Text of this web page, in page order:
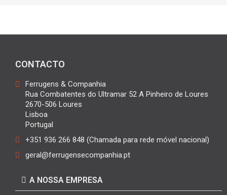
CONTACTO
Ferrugens & Companhia
Rua Combatentes do Ultramar 52 A Pinheiro de Loures
2670-506 Loures
Lisboa
Portugal
+351 936 266 848 (Chamada para rede móvel nacional)
geral@ferrugensecompanhia.pt
A NOSSA EMPRESA